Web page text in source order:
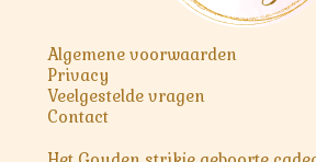
Algemene voorwaarden
Privacy
Veelgestelde vragen
Contact